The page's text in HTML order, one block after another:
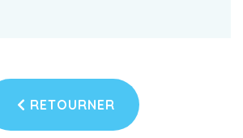
RETOURNER